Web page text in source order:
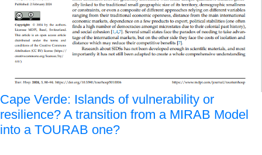
Cape Verde: Islands of vulnerability or
resilience? A transition from a MIRAB Model
into a TOURAB one?